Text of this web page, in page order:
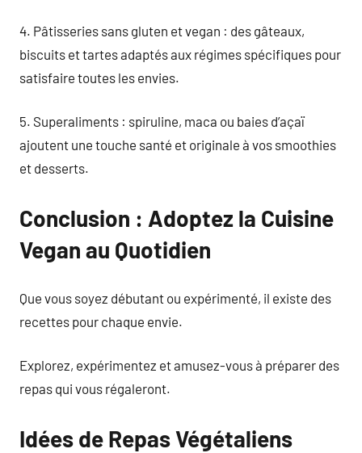
4. Pâtisseries sans gluten et vegan : des gâteaux,
biscuits et tartes adaptés aux régimes spécifiques pour
satisfaire toutes les envies.
5. Superaliments : spiruline, maca ou baies d’açaï
ajoutent une touche santé et originale à vos smoothies
et desserts.
Conclusion : Adoptez la Cuisine
Vegan au Quotidien
Que vous soyez débutant ou expérimenté, il existe des
recettes pour chaque envie.
Explorez, expérimentez et amusez-vous à préparer des
repas qui vous régaleront.
Idées de Repas Végétaliens